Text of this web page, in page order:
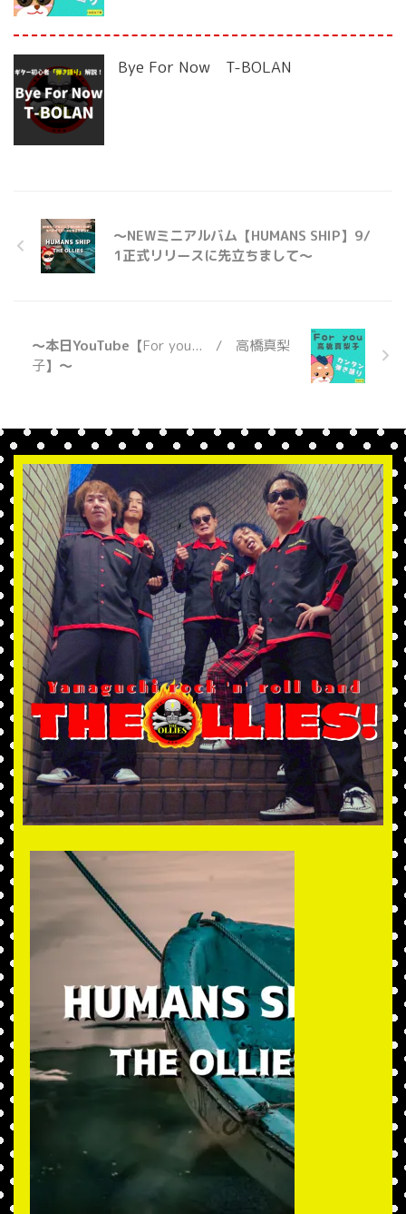
Bye For Now T-BOLAN
〜NEWミニアルバム【HUMANS SHIP】9/
1正式リリースに先立ちまして〜
〜本日YouTube【For you... / 高橋真梨
子】〜